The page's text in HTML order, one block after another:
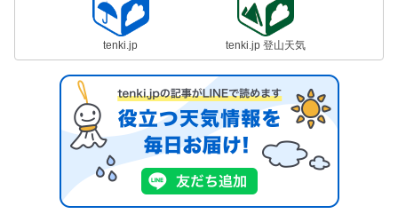
tenki.jp tenki.jp 登山天気